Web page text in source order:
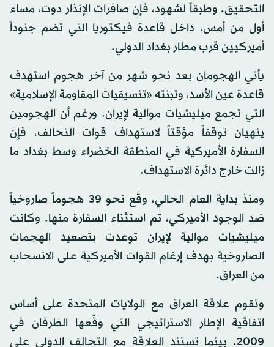
التحقيق. وطبقاً لشهود، فإن صافرات الإنذار دوت، مساء
أول من أمس، داخل قاعدة فيكتوريا التي تضم جنوداً
أميركيين قرب مطار بغداد الدولي.
يأتي الهجومان بعد نحو شهر من آخر هجوم استهدف
قاعدة عين الأسد، وتبنته «تنسيقيات المقاومة الإسلامية»
التي تجمع ميليشيات موالية لإيران. ورغم أن الهجومين
ينهيان توقفاً مؤقتاً لاستهداف قوات التحالف، فإن
السفارة الأميركية في المنطقة الخضراء وسط بغداد ما
زالت خارج دائرة الاستهداف.
ومنذ بداية العام الحالي، وقع نحو 39 هجوماً صاروخياً
ضد الوجود الأميركي، تم استثناء السفارة منها. وكانت
ميليشيات موالية لإيران توعدت بتصعيد الهجمات
الصاروخية بهدف إرغام القوات الأميركية على الانسحاب
من العراق.
وتقوم علاقة العراق مع الولايات المتحدة على أساس
اتفاقية الإطار الاستراتيجي التي وقّعها الطرفان في
2009. بينما تستند العلاقة مع التحالف الدولي على